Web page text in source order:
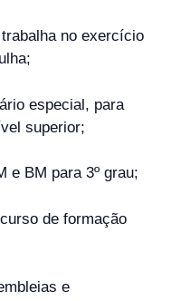
no exercício
especial, para
superior;
BM para 3º grau;
de formação
e